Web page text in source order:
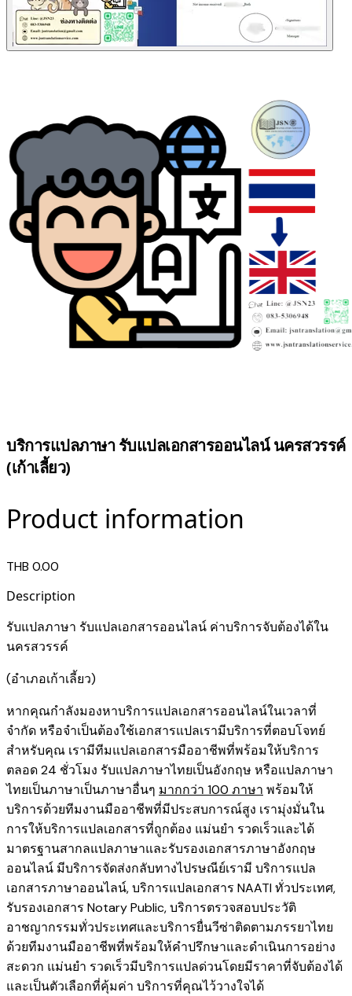
บริการแปลภาษา รับแปลเอกสารออนไลน์ นครสวรรค์
(เก้าเลี้ยว)
Product information
THB 0.00
Description
รับแปลภาษา รับแปลเอกสารออนไลน์ ค่าบริการจับต้องได้ใน
นครสวรรค์
​(อำเภอเก้าเลี้ยว)
หากคุณกำลังมองหาบริการแปลเอกสารออนไลน์ในเวลาที่
จำกัด หรือจำเป็นต้องใช้เอกสารแปลเรามีบริการที่ตอบโจทย์
สำหรับคุณ เรามีทีมแปลเอกสารมืออาชีพที่พร้อมให้บริการ
ตลอด 24 ชั่วโมง รับแปลภาษาไทยเป็นอังกฤษ หรือแปลภาษา
ไทยเป็นภาษาเป็นภาษาอื่นๆ มากกว่า 100 ภาษา พร้อมให้
บริการด้วยทีมงานมืออาชีพที่มีประสบการณ์สูง เรามุ่งมั่นใน
การให้บริการแปลเอกสารที่ถูกต้อง แม่นยำ รวดเร็วและได้
มาตรฐานสากลแปลภาษาและรับรองเอกสารภาษาอังกฤษ
ออนไลน์ มีบริการจัดส่งกลับทางไปรษณีย์เรามี บริการแปล
เอกสารภาษาออนไลน์,บริการแปลเอกสาร NAATI ​ทั่วประเทศ,
รับรองเอกสาร Notary Public,บริการตรวจสอบประวัติ
อาชญากรรม​ทั่วประเทศและบริการยื่นวีซ่าติดตามภรรยาไทย
ด้วยทีมงานมืออาชีพที่พร้อมให้คำปรึกษาและดำเนินการอย่าง
สะดวก แม่นยำ รวดเร็วมีบริการแปลด่วนโดยมีราคาที่จับต้องได้
และเป็นตัวเลือกที่คุ้มค่า บริการที่คุณไว้วางใจได้